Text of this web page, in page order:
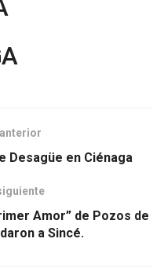
Desagüe en Ciénaga
Amor” de Pozos de
a Sincé.